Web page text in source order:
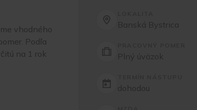
vhodného
Podľa
na 1 rok
Banská Bystrica
Plný úväzok
dohodou